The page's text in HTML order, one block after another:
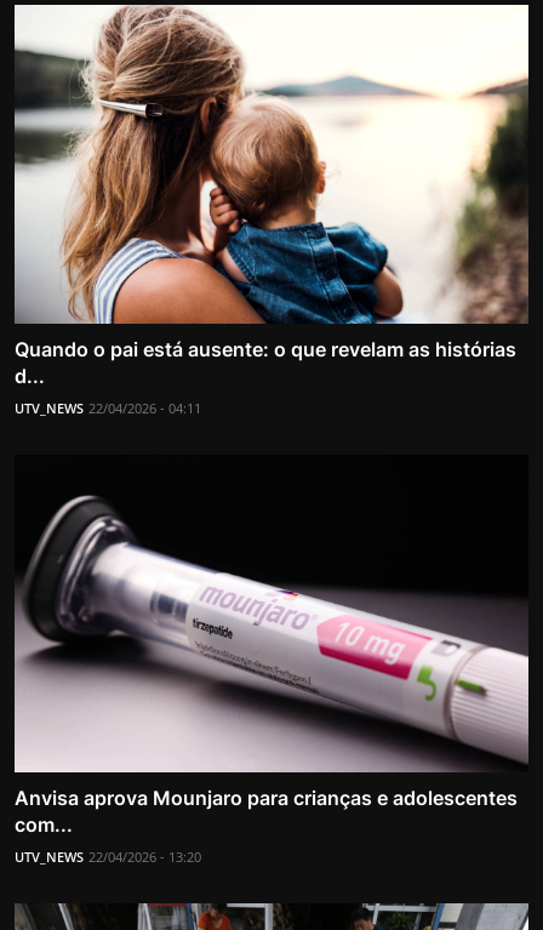
Quando o pai está ausente: o que revelam as histórias
d...
UTV_NEWS 22/04/2026 - 04:11
Anvisa aprova Mounjaro para crianças e adolescentes
com...
UTV_NEWS 22/04/2026 - 13:20